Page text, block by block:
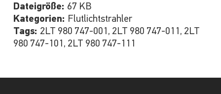
Dateigröße: 67 KB
Kategorien: Flutlichtstrahler
Tags: 2LT 980 747-001, 2LT 980 747-011, 2LT
980 747-101, 2LT 980 747-111